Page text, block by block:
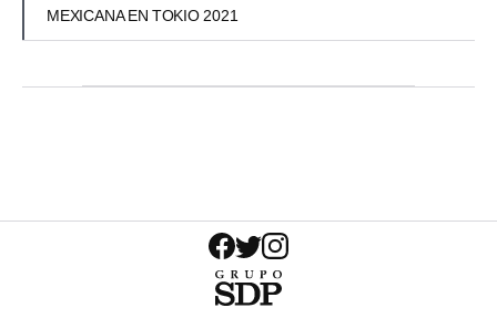
MEXICANA EN TOKIO 2021